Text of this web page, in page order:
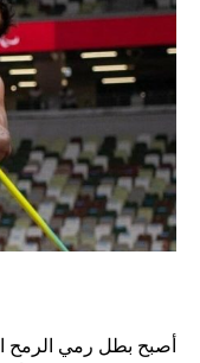
أصبح بطل رمي الرمح